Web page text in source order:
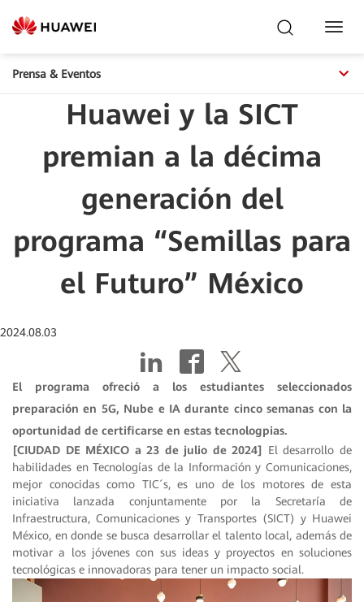
Prensa & Eventos
Huawei y la SICT
premian a la décima
generación del
programa “Semillas para
el Futuro” México
2024.08.03
El programa ofreció a los estudiantes seleccionados
preparación en 5G, Nube e IA durante cinco semanas con la
oportunidad de certificarse en estas tecnologpias.
[CIUDAD DE MÉXICO a 23 de julio de 2024]
El desarrollo de
habilidades en Tecnologías de la Información y Comunicaciones,
mejor conocidas como TIC´s, es uno de los motores de esta
iniciativa lanzada conjuntamente por la Secretaría de
Infraestructura, Comunicaciones y Transportes (SICT) y Huawei
México, en donde se busca desarrollar el talento local, además de
motivar a los jóvenes con sus ideas y proyectos en soluciones
tecnológicas e innovadoras para tener un impacto social.